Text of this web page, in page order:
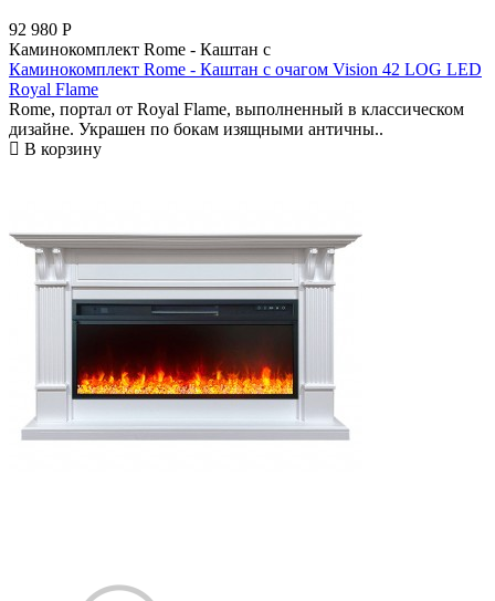
92 980 Р
Каминокомплект Rome - Каштан с
Каминокомплект Rome - Каштан с очагом Vision 42 LOG LED
Royal Flame
Rome, портал от Royal Flame, выполненный в классическом
дизайне. Украшен по бокам изящными античны..
В корзину